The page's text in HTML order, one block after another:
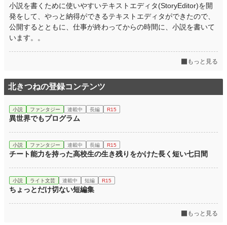
小説を書くために使いやすいテキストエディタ(StoryEditor)を開
発をして、やっと納得ができるテキストエディタができたので、
公開するとともに、仕事が終わってからの時間に、小説を書いて
います。。
もっと見る
北きつねの登録コンテンツ
小説 ファンタジー 連載中 長編 R15
異世界でもプログラム
小説 ファンタジー 連載中 長編 R15
チート能力を持った高校生の生き残りをかけた長く短い七日間
小説 ライト文芸 連載中 短編 R15
ちょっとだけ切ない短編集
もっと見る